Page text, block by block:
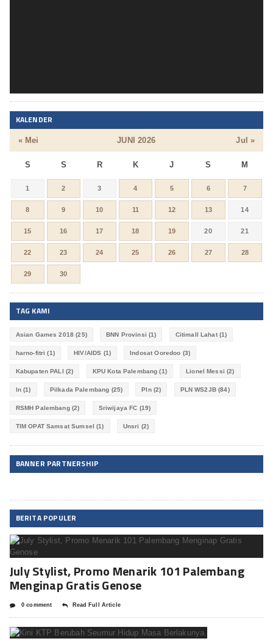
KALENDER
JUNI 2026
S S R K J S M
« Mei Jul »
1 2 3 4 5 6 7
8 9 10 11 12 13 14
15 16 17 18 19 20 21
22 23 24 25 26 27 28
29 30
TAG KAMI
Asian Games 2018 (25) BNN Provinsi (1) Citimall Lahat(1)
harno-fitri (1) HIV/AIDS (1) Indosat Ooredoo (3)
Kabupaten PALI (2) KPU Kota Palembang (1) Lionel Messi (2)
ln (1) Pilkada Palembang (25) Pln(2) PLN WS2JB(84)
RSMH Palembang(2) Sriwijaya FC (19)
TIM OPAT Samsat Sumsel (1) Unsri (2)
BANNER PARTNERSHIP
BERITA POPULER
July Stylist, Promo Menarik 101 Palembang
Menginap Gratis Genose
0 comment Read Full Article